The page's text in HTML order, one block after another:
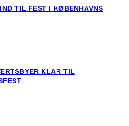
TIL FEST I KØBENHAVNS
KLAR TIL